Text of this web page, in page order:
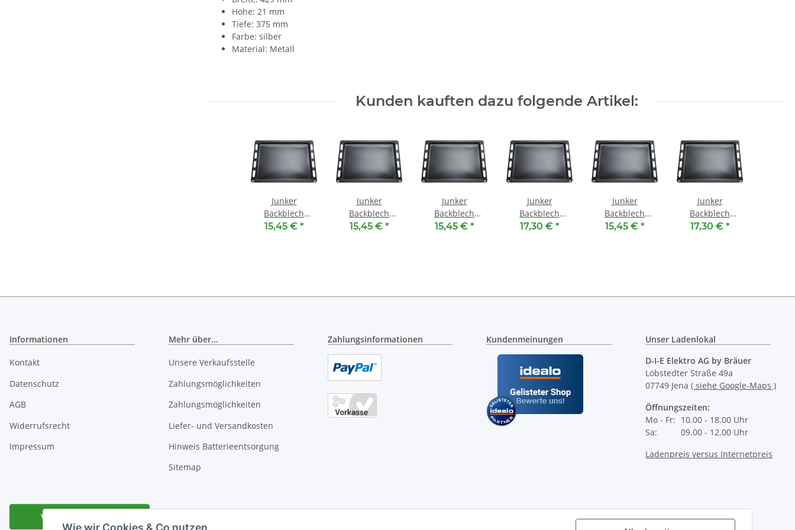
Höhe: 21 mm
Tiefe: 375 mm
Farbe: silber
Material: Metall
Kunden kauften dazu folgende Artikel:
Junker
Backblech
JZ11BE11 ( 441 x
15,45 € *
Junker
Backblech
00748225 ( 441 x
15,45 € *
Junker
Backblech
00741161 ( 441 x
15,45 € *
Junker
Backblech
00666902 ( 441 x
17,30 € *
Junker
Backblech
JZ11BA11 ( 441 x
15,45 € *
Junker
Backblech
JZ11BE10 ( 441 x
17,30 € *
Informationen
Kontakt
Datenschutz
AGB
Widerrufsrecht
Impressum
Mehr über...
Unsere Verkaufsstelle
Zahlungsmöglichkeiten
Zahlungsmöglichkeiten
Liefer- und Versandkosten
Hinweis Batterieentsorgung
Sitemap
Zahlungsinformationen Kundenmeinungen
Unser Ladenlokal
D-I-E Elektro AG by Bräuer
Löbstedter Straße 49a
07749 Jena( siehe Google-Maps )
Öffnungszeiten:
Mo - Fr: 10.00 - 18.00 Uhr
Sa:
09.00 - 12.00 Uhr
Ladenpreis versus Internetpreis
Vertrag widerrufen